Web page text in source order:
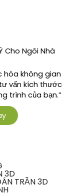
Cho Ngôi Nhà
hóa không gian
vấn kích thước
trình của bạn.”
3D
TRẦN 3D